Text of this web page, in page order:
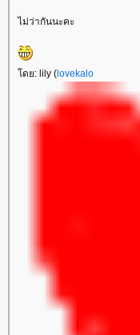
ไม่ว่ากันนะคะ
ดย: lily ( lovekalo